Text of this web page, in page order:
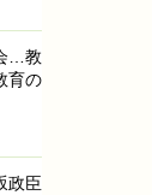
…教
育の
政臣